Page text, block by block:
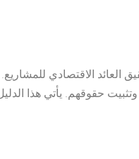
العائد الاقتصادي
حقوقهم. يأتي هذا